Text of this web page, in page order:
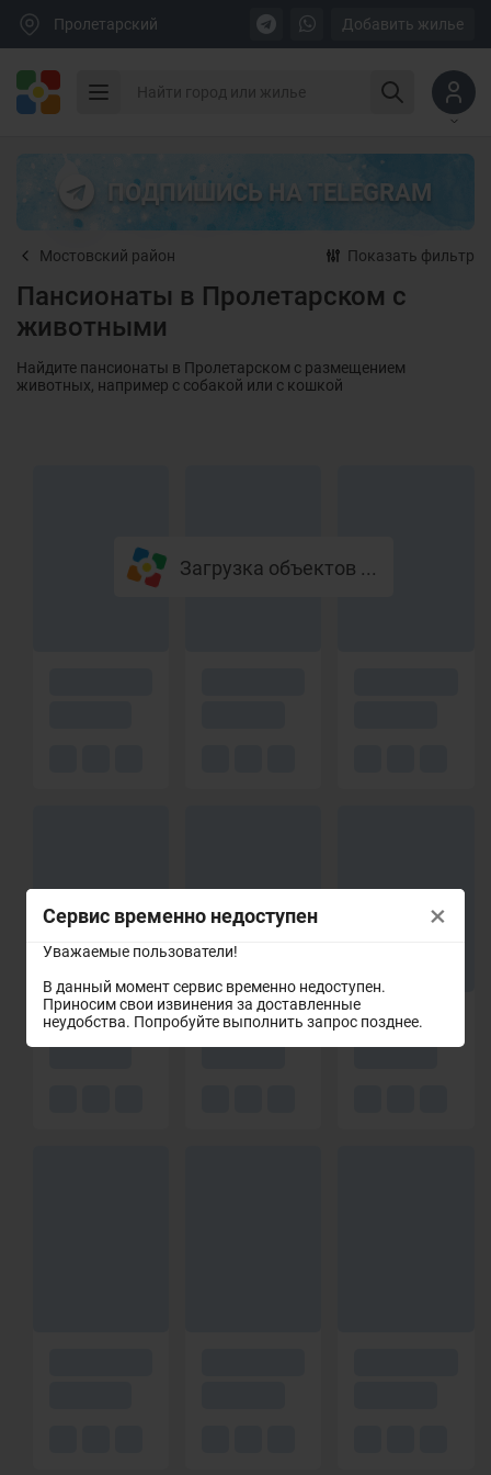
Сервис временно недоступен
Уважаемые пользователи!
В данный момент сервис временно недоступен.
Приносим свои извинения за доставленные
неудобства. Попробуйте выполнить запрос позднее.
×
Пролетарский Добавить жилье
ПОДПИШИСЬ НА TELEGRAM
Мостовский район Показать фильтр
Пансионаты в Пролетарском с
животными
Найдите пансионаты в Пролетарском с размещением
животных, например с собакой или с кошкой
Загрузка объектов ...